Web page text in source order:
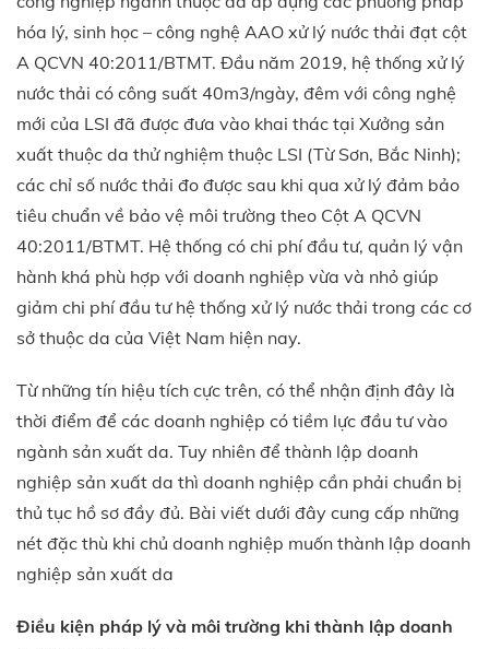
hóa lý, sinh học – công nghệ AAO xử lý nước thải đạt cột
A QCVN 40:2011/BTMT. Đầu năm 2019, hệ thống xử lý
nước thải có công suất 40m3/ngày, đêm với công nghệ
mới của LSI đã được đưa vào khai thác tại Xưởng sản
xuất thuộc da thử nghiệm thuộc LSI (Từ Sơn, Bắc Ninh);
các chỉ số nước thải đo được sau khi qua xử lý đảm bảo
tiêu chuẩn về bảo vệ môi trường theo Cột A QCVN
40:2011/BTMT. Hệ thống có chi phí đầu tư, quản lý vận
hành khá phù hợp với doanh nghiệp vừa và nhỏ giúp
giảm chi phí đầu tư hệ thống xử lý nước thải trong các cơ
sở thuộc da của Việt Nam hiện nay.
Từ những tín hiệu tích cực trên, có thể nhận định đây là
thời điểm để các doanh nghiệp có tiềm lực đầu tư vào
ngành sản xuất da. Tuy nhiên để thành lập doanh
nghiệp sản xuất da thì doanh nghiệp cần phải chuẩn bị
thủ tục hồ sơ đầy đủ. Bài viết dưới đây cung cấp những
nét đặc thù khi chủ doanh nghiệp muốn thành lập doanh
nghiệp sản xuất da
Điều kiện pháp lý và môi trường khi thành lập doanh